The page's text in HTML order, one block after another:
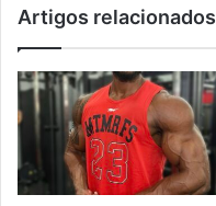
Artigos relacionados